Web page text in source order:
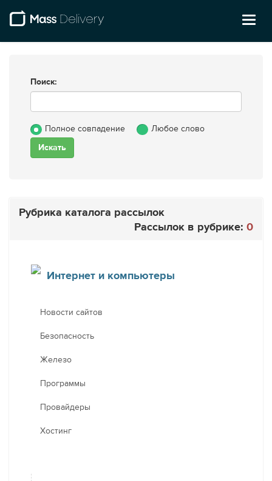
Поиск:
Полное совпадение Любое слово
Рубрика каталога рассылок
Рассылок в рубрике: 0
Интернет и компьютеры
Новости сайтов
Безопасность
Железо
Программы
Провайдеры
Хостинг